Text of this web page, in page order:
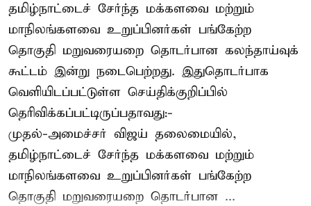
தமிழ்நாட்டைச் சேர்ந்த மக்களவை மற்றும்
மாநிலங்களவை உறுப்பினர்கள் பங்கேற்ற
தொகுதி மறுவரையறை தொடர்பான கலந்தாய்வுக்
கூட்டம் இன்று நடைபெற்றது. இதுதொடர்பாக
வெளியிடப்பட்டுள்ள செய்திக்குறிப்பில்
தெரிவிக்கப்பட்டிருப்பதாவது:-
முதல்-அமைச்சர் விஜய் தலைமையில்,
தமிழ்நாட்டைச் சேர்ந்த மக்களவை மற்றும்
மாநிலங்களவை உறுப்பினர்கள் பங்கேற்ற
தொகுதி மறுவரையறை தொடர்பான ...